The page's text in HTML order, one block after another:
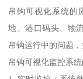
吊钩可视化系统的
地、港口码头、物
吊钩运行中的问题
吊钩可视化监控系统